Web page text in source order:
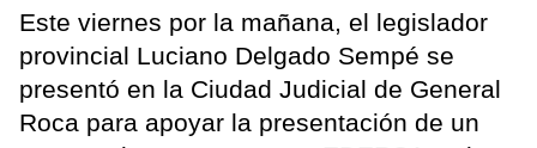
Este viernes por la mañana, el legislador
provincial Luciano Delgado Sempé se
presentó en la Ciudad Judicial de General
Roca para apoyar la presentación de un